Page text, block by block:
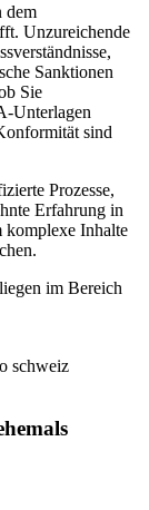
dem
Unzureichende
Sanktionen
Sie
Unterlagen
sind
Prozesse,
Erfahrung in
komplexe Inhalte
im Bereich